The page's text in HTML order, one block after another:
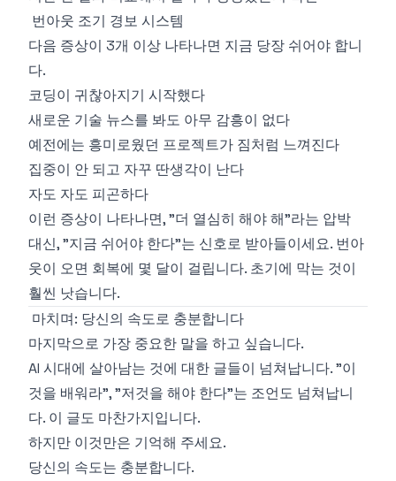
번아웃 조기 경보 시스템
다음 증상이 3개 이상 나타나면 지금 당장 쉬어야 합니
다.
코딩이 귀찮아지기 시작했다
새로운 기술 뉴스를 봐도 아무 감흥이 없다
예전에는 흥미로웠던 프로젝트가 짐처럼 느껴진다
집중이 안 되고 자꾸 딴생각이 난다
자도 자도 피곤하다
이런 증상이 나타나면, "더 열심히 해야 해"라는 압박
대신, "지금 쉬어야 한다"는 신호로 받아들이세요. 번아
웃이 오면 회복에 몇 달이 걸립니다. 초기에 막는 것이
훨씬 낫습니다.
마치며: 당신의 속도로 충분합니다
마지막으로 가장 중요한 말을 하고 싶습니다.
AI 시대에 살아남는 것에 대한 글들이 넘쳐납니다. "이
것을 배워라", "저것을 해야 한다"는 조언도 넘쳐납니
다. 이 글도 마찬가지입니다.
하지만 이것만은 기억해 주세요.
당신의 속도는 충분합니다.